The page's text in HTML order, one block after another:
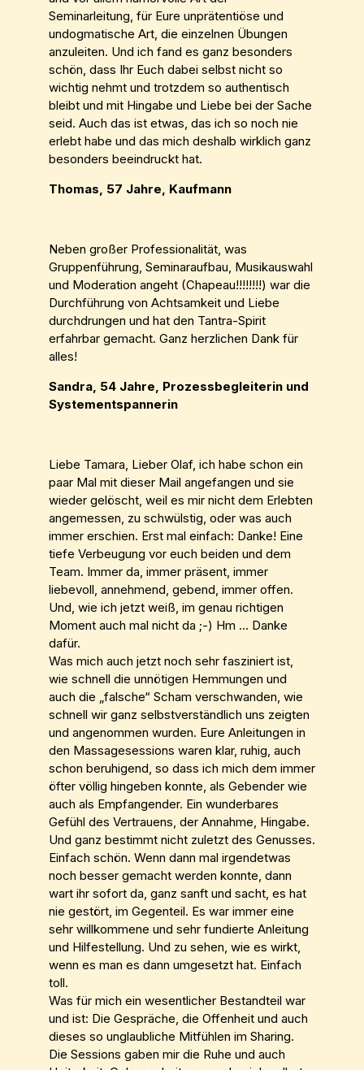
Seminarleitung, für Eure unprätentiöse und
undogmatische Art, die einzelnen Übungen
anzuleiten. Und ich fand es ganz besonders
schön, dass Ihr Euch dabei selbst nicht so
wichtig nehmt und trotzdem so authentisch
bleibt und mit Hingabe und Liebe bei der Sache
seid. Auch das ist etwas, das ich so noch nie
erlebt habe und das mich deshalb wirklich ganz
besonders beeindruckt hat.
Thomas, 57 Jahre, Kaufmann
Neben großer Professionalität, was
Gruppenführung, Seminaraufbau, Musikauswahl
und Moderation angeht (Chapeau!!!!!!!!) war die
Durchführung von Achtsamkeit und Liebe
durchdrungen und hat den Tantra-Spirit
erfahrbar gemacht. Ganz herzlichen Dank für
alles!
Sandra, 54 Jahre, Prozessbegleiterin und
Systementspannerin
Liebe Tamara, Lieber Olaf, ich habe schon ein
paar Mal mit dieser Mail angefangen und sie
wieder gelöscht, weil es mir nicht dem Erlebten
angemessen, zu schwülstig, oder was auch
immer erschien. Erst mal einfach: Danke! Eine
tiefe Verbeugung vor euch beiden und dem
Team. Immer da, immer präsent, immer
liebevoll, annehmend, gebend, immer offen.
Und, wie ich jetzt weiß, im genau richtigen
Moment auch mal nicht da ;-) Hm … Danke
dafür.
Was mich auch jetzt noch sehr fasziniert ist,
wie schnell die unnötigen Hemmungen und
auch die „falsche“ Scham verschwanden, wie
schnell wir ganz selbstverständlich uns zeigten
und angenommen wurden. Eure Anleitungen in
den Massagesessions waren klar, ruhig, auch
schon beruhigend, so dass ich mich dem immer
öfter völlig hingeben konnte, als Gebender wie
auch als Empfangender. Ein wunderbares
Gefühl des Vertrauens, der Annahme, Hingabe.
Und ganz bestimmt nicht zuletzt des Genusses.
Einfach schön. Wenn dann mal irgendetwas
noch besser gemacht werden konnte, dann
wart ihr sofort da, ganz sanft und sacht, es hat
nie gestört, im Gegenteil. Es war immer eine
sehr willkommene und sehr fundierte Anleitung
und Hilfestellung. Und zu sehen, wie es wirkt,
wenn es man es dann umgesetzt hat. Einfach
toll.
Was für mich ein wesentlicher Bestandteil war
und ist: Die Gespräche, die Offenheit und auch
dieses so unglaubliche Mitfühlen im Sharing.
Die Sessions gaben mir die Ruhe und auch